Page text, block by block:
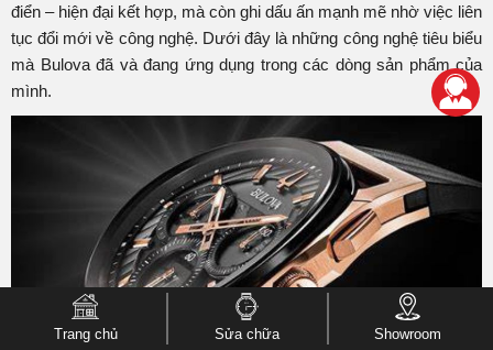
điển – hiện đại kết hợp, mà còn ghi dấu ấn mạnh mẽ nhờ việc liên
tục đổi mới về công nghệ. Dưới đây là những công nghệ tiêu biểu
mà Bulova đã và đang ứng dụng trong các dòng sản phẩm của
mình.
Trang chủ Sửa chữa Showroom